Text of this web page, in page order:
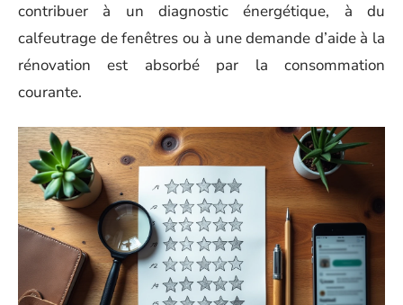
contribuer à un diagnostic énergétique, à du
calfeutrage de fenêtres ou à une demande d’aide à la
rénovation est absorbé par la consommation
courante.